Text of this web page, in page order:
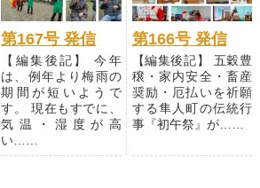
第167号 発信
【編集後記】 今年
は、例年より梅雨の
期間が短いようで
す。 現在もすでに、
気温・湿度が高
い……
第166号 発信
【編集後記】 五穀豊
穣・家内安全・畜産
奨励・厄払いを祈願
する隼人町の伝統行
事『初午祭』が……